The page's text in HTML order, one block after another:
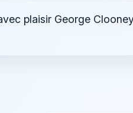
plaisir George